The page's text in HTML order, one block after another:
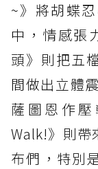
~》將胡蝶
中，情感張
頭》則把五
間做出立體
薩圖恩作
Walk!》則帶
布們，特別